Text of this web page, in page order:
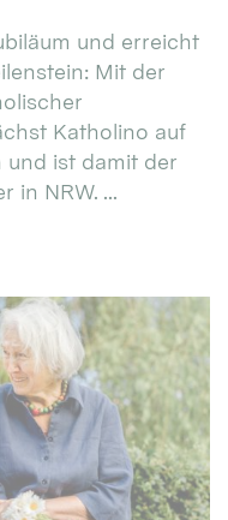
und erreicht
Mit der
Katholino auf
und ist damit der
in NRW. ...